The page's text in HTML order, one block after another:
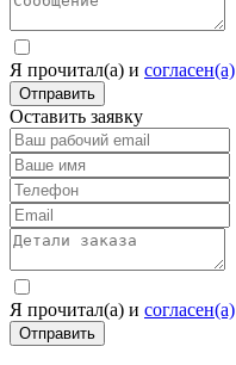
Я прочитал(а) и согласен(а)
Отправить
Оставить заявку
Я прочитал(а) и согласен(а)
Отправить